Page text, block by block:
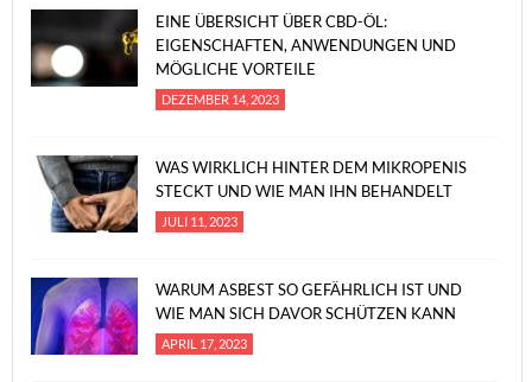
EINE ÜBERSICHT ÜBER CBD-ÖL:
EIGENSCHAFTEN, ANWENDUNGEN UND
MÖGLICHE VORTEILE
DEZEMBER 14, 2023
WAS WIRKLICH HINTER DEM MIKROPENIS
STECKT UND WIE MAN IHN BEHANDELT
JULI 11, 2023
WARUM ASBEST SO GEFÄHRLICH IST UND
WIE MAN SICH DAVOR SCHÜTZEN KANN
APRIL 17, 2023